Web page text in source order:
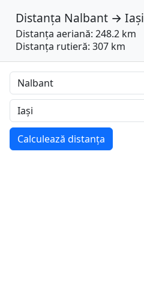
Distanța Nalbant → Iași
Distanța aeriană: 248.2 km
Distanța rutieră: 307 km
Calculează distanța